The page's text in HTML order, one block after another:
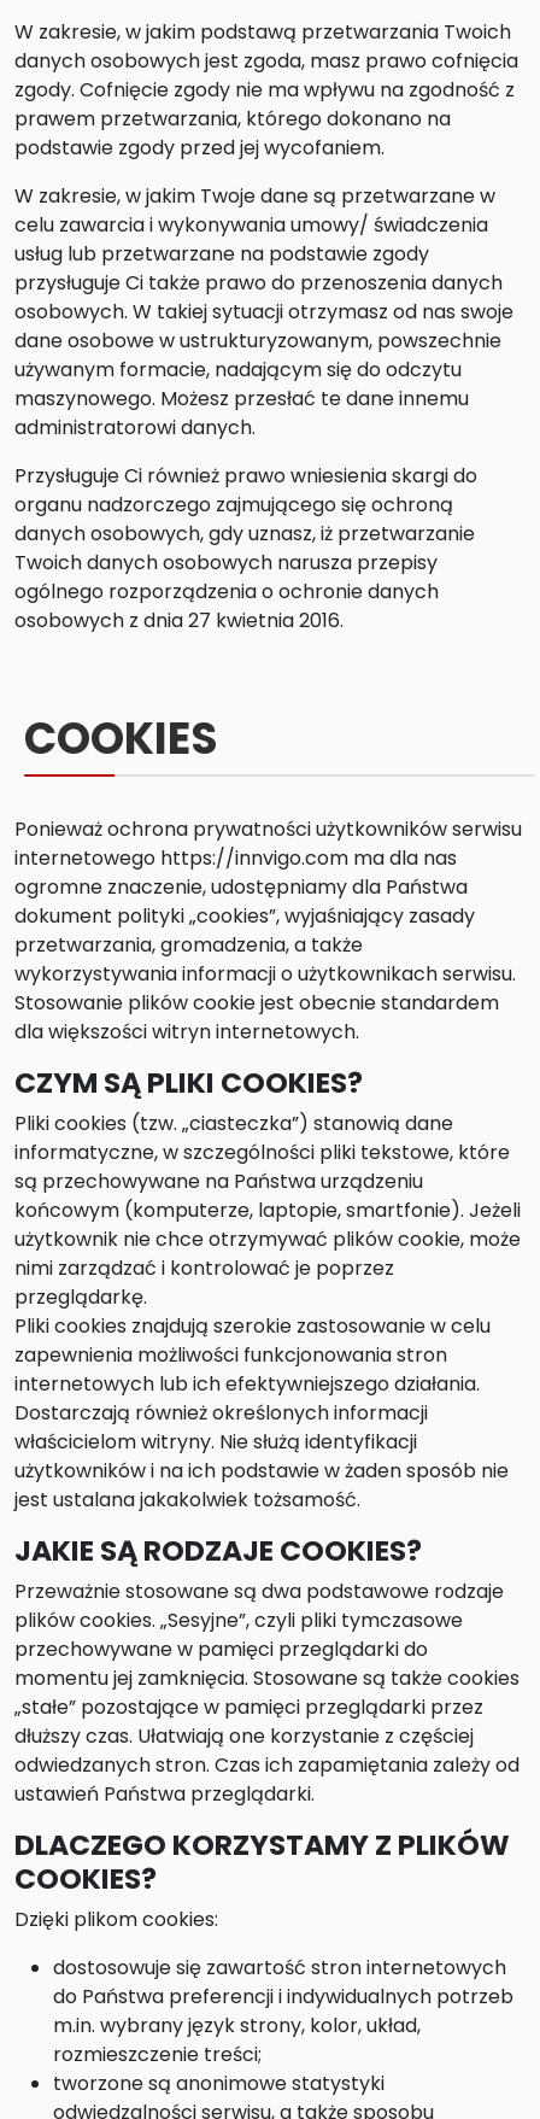
W zakresie, w jakim podstawą przetwarzania Twoich
danych osobowych jest zgoda, masz prawo cofnięcia
zgody. Cofnięcie zgody nie ma wpływu na zgodność z
prawem przetwarzania, którego dokonano na
podstawie zgody przed jej wycofaniem.
W zakresie, w jakim Twoje dane są przetwarzane w
celu zawarcia i wykonywania umowy/ świadczenia
usług lub przetwarzane na podstawie zgody
przysługuje Ci także prawo do przenoszenia danych
osobowych. W takiej sytuacji otrzymasz od nas swoje
dane osobowe w ustrukturyzowanym, powszechnie
używanym formacie, nadającym się do odczytu
maszynowego. Możesz przesłać te dane innemu
administratorowi danych.
Przysługuje Ci również prawo wniesienia skargi do
organu nadzorczego zajmującego się ochroną
danych osobowych, gdy uznasz, iż przetwarzanie
Twoich danych osobowych narusza przepisy
ogólnego rozporządzenia o ochronie danych
osobowych z dnia 27 kwietnia 2016.
COOKIES
Ponieważ ochrona prywatności użytkowników serwisu
internetowego https://innvigo.com ma dla nas
ogromne znaczenie, udostępniamy dla Państwa
dokument polityki „cookies”, wyjaśniający zasady
przetwarzania, gromadzenia, a także
wykorzystywania informacji o użytkownikach serwisu.
Stosowanie plików cookie jest obecnie standardem
dla większości witryn internetowych.
CZYM SĄ PLIKI COOKIES?
Pliki cookies (tzw. „ciasteczka”) stanowią dane
informatyczne, w szczególności pliki tekstowe, które
są przechowywane na Państwa urządzeniu
końcowym (komputerze, laptopie, smartfonie). Jeżeli
użytkownik nie chce otrzymywać plików cookie, może
nimi zarządzać i kontrolować je poprzez
przeglądarkę.
Pliki cookies znajdują szerokie zastosowanie w celu
zapewnienia możliwości funkcjonowania stron
internetowych lub ich efektywniejszego działania.
Dostarczają również określonych informacji
właścicielom witryny. Nie służą identyfikacji
użytkowników i na ich podstawie w żaden sposób nie
jest ustalana jakakolwiek tożsamość.
JAKIE SĄ RODZAJE COOKIES?
Przeważnie stosowane są dwa podstawowe rodzaje
plików cookies. „Sesyjne”, czyli pliki tymczasowe
przechowywane w pamięci przeglądarki do
momentu jej zamknięcia. Stosowane są także cookies
„stałe” pozostające w pamięci przeglądarki przez
dłuższy czas. Ułatwiają one korzystanie z częściej
odwiedzanych stron. Czas ich zapamiętania zależy od
ustawień Państwa przeglądarki.
DLACZEGO KORZYSTAMY Z PLIKÓW
COOKIES?
Dzięki plikom cookies:
dostosowuje się zawartość stron internetowych
do Państwa preferencji i indywidualnych potrzeb
m.in. wybrany język strony, kolor, układ,
rozmieszczenie treści;
tworzone są anonimowe statystyki
odwiedzalności serwisu, a także sposobu